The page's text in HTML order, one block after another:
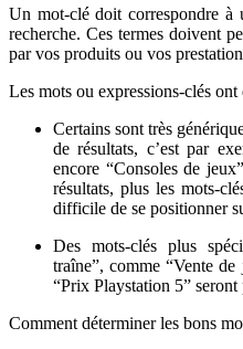
Un mot-clé doit correspondre à
recherche. Ces termes doivent
par vos produits ou vos
Les mots ou expressions-clés
Certains sont très
de résultats, c’est par
encore “Consoles de
résultats, plus les mots-
difficile de se positionner
Des mots-clés plus
traîne”, comme “Vente
“Prix Playstation 5” seront
Comment déterminer les bons